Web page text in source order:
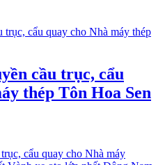
cầu trục, cẩu
thép Tôn Hoa Sen